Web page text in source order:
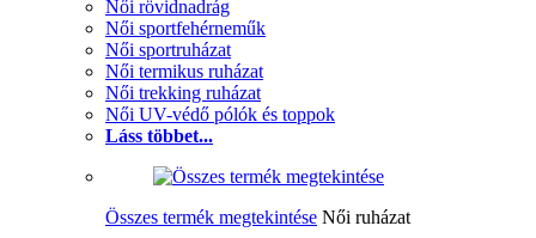
Női rövidnadrág
Női sportfehérneműk
Női sportruházat
Női termikus ruházat
Női trekking ruházat
Női UV-védő pólók és toppok
Láss többet...
Összes termék megtekintése Női ruházat